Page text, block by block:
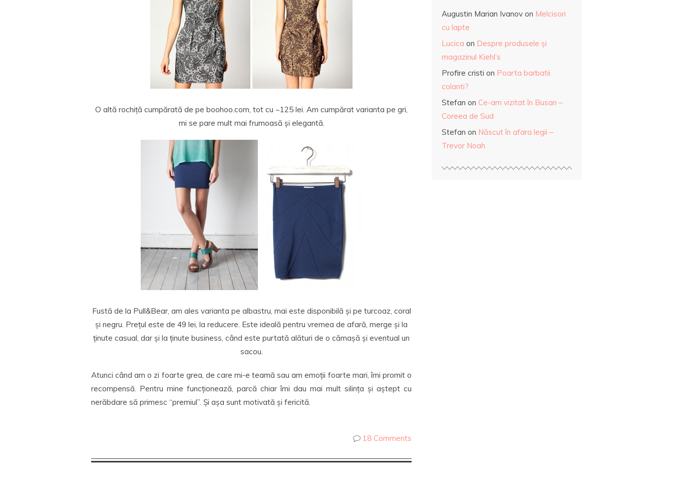
O altă rochiță cumpărată de pe boohoo.com, tot cu ~125 lei. Am cumpărat varianta pe gri,
mi se pare mult mai frumoasă și elegantă.
Fustă de la Pull&Bear, am ales varianta pe albastru, mai este disponibilă și pe turcoaz, coral
și negru. Prețul este de 49 lei, la reducere. Este ideală pentru vremea de afară, merge și la
ținute casual, dar și la ținute business, când este purtată alături de o cămașă și eventual un
sacou.
Atunci când am o zi foarte grea, de care mi-e teamă sau am emoții foarte mari, îmi promit o
recompensă. Pentru mine funcționează, parcă chiar îmi dau mai mult silința și aștept cu
nerăbdare să primesc “premiul”. Și așa sunt motivată și fericită.
18 Comments
Augustin Marian Ivanov on Melcisori
cu lapte
Lucica on Despre produsele și
magazinul Kiehl’s
Profire cristi on Poarta barbatii
colanti?
Stefan on Ce-am vizitat în Busan –
Coreea de Sud
Stefan on Născut în afara legii –
Trevor Noah